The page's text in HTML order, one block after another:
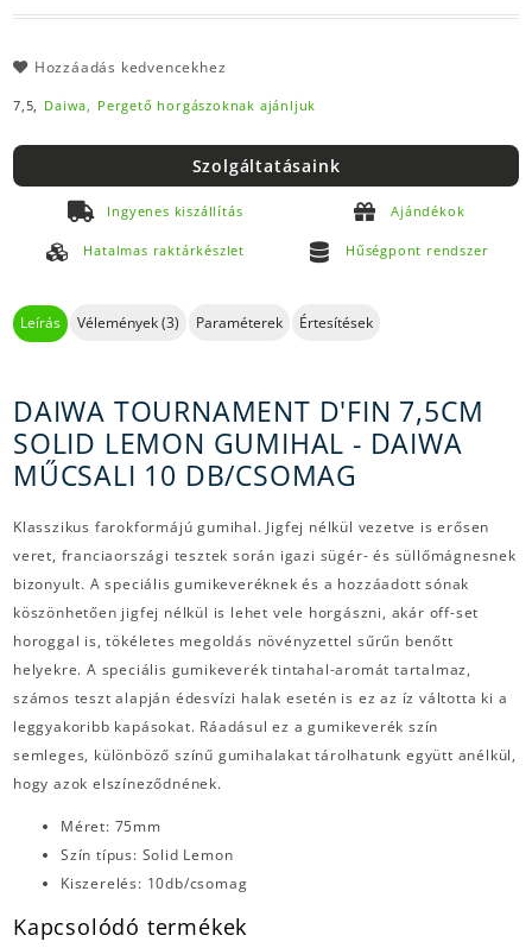
Hozzáadás kedvencekhez
7,5, Daiwa, Pergető horgászoknak ajánljuk
Szolgáltatásaink
Ingyenes kiszállítás Ajándékok
Hatalmas raktárkészlet Hűségpont rendszer
Leírás Vélemények (3) Paraméterek Értesítések
DAIWA TOURNAMENT D'FIN 7,5CM
SOLID LEMON GUMIHAL - DAIWA
MŰCSALI 10 DB/CSOMAG
Klasszikus farokformájú gumihal. Jigfej nélkül vezetve is erősen
veret, franciaországi tesztek során igazi sügér- és süllőmágnesnek
bizonyult. A speciális gumikeveréknek és a hozzáadott sónak
köszönhetően jigfej nélkül is lehet vele horgászni, akár off-set
horoggal is, tökéletes megoldás növényzettel sűrűn benőtt
helyekre. A speciális gumikeverék tintahal-aromát tartalmaz,
számos teszt alapján édesvízi halak esetén is ez az íz váltotta ki a
leggyakoribb kapásokat. Ráadásul ez a gumikeverék szín
semleges, különböző színű gumihalakat tárolhatunk együtt anélkül,
hogy azok elszíneződnének.
Méret: 75mm
Szín típus: Solid Lemon
Kiszerelés: 10db/csomag
Kapcsolódó termékek